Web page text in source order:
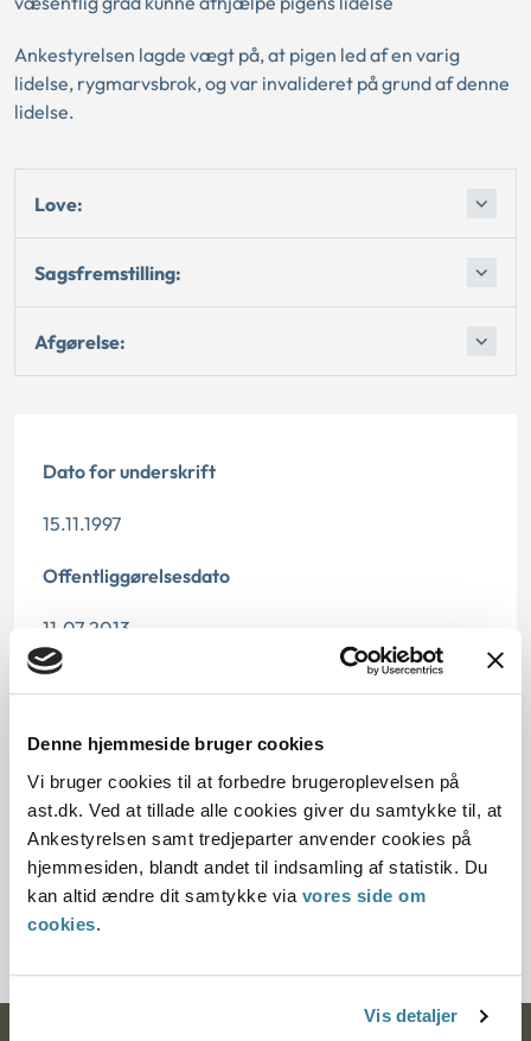
Denne hjemmeside bruger cookies
Vi bruger cookies til at forbedre brugeroplevelsen på
ast.dk. Ved at tillade alle cookies giver du samtykke til, at
Ankestyrelsen samt tredjeparter anvender cookies på
hjemmesiden, blandt andet til indsamling af statistik. Du
kan altid ændre dit samtykke via vores side om
cookies.
Vis detaljer
Ankestyrelsen lagde vægt på, at pigen led af en varig
lidelse, rygmarvsbrok, og var invalideret på grund af denne
lidelse.
Love:
Sagsfremstilling:
Afgørelse:
Dato for underskrift
15.11.1997
Offentliggørelsesdato
11.07.2013
Denne principafgørelse er kasseret den 1. august
Paragraf
§ 112 § 58
Journalnummer
200108-97